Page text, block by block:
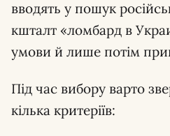
вводять у пошук
кшталт «ломбард в
умови й лише потім
Під час вибору варто
кілька критеріїв: